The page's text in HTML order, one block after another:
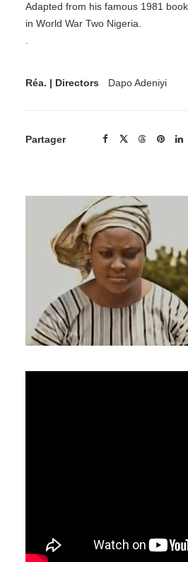
Adapted from his famous 1981
in World War Two Nigeria.
Réa. | Directors Dapo Adeniyi
Partager